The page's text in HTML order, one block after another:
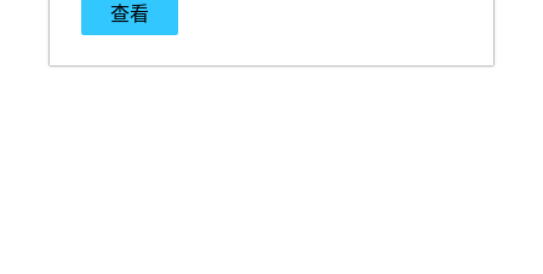
查看